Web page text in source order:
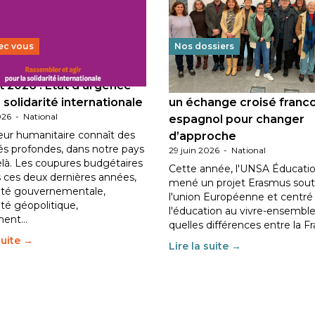
vous
2026 : État d’urgence
solidarité internationale
- National
humanitaire connaît des
profondes, dans notre pays
Les coupures budgétaires
ces deux dernières années,
gouvernementale,
géopolitique,
→
Nos dossiers
Éducation au vivre-
un échange croisé
espagnol pour changer
d’approche
29 juin 2026 - National
Cette année, l'UNSA
mené un projet Erasmus
l'union Européenne et centré
l'éducation au vivre-
quelles différences entre la
Lire la suite →